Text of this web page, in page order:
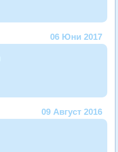
06 Юни 2017
09 Август 2016